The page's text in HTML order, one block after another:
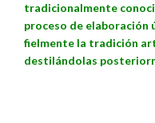
tradicionalmente
proceso de elaboración
fielmente la tradición
destilándolas